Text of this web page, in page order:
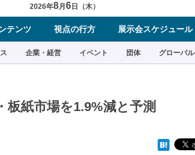
2026年8月 6 日（木）
テンツ 視点の行方 展示会スケジュール
企業・経営 イベント 団体 グローバル
板紙市場を1.9%減と予測